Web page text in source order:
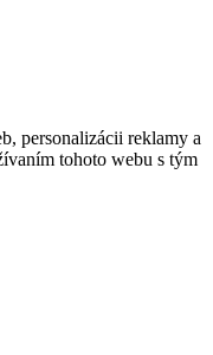
personalizácii reklamy a
tohoto webu s tým